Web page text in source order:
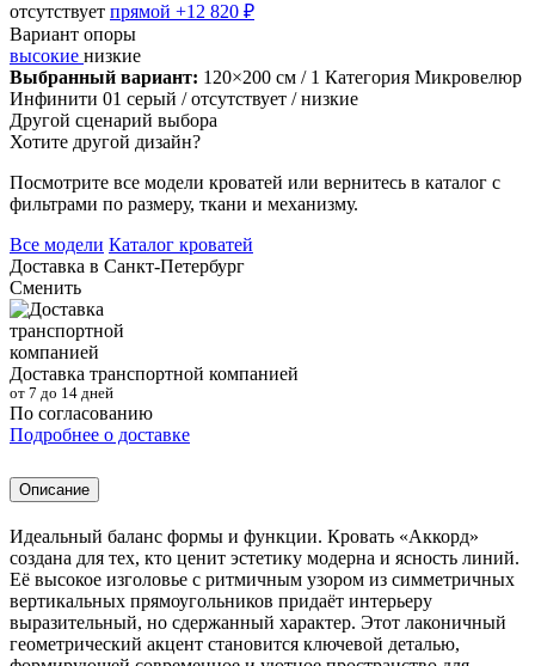
отсутствует прямой +12 820 ₽
Вариант опоры
высокие низкие
Выбранный вариант: 120×200 см / 1 Категория Микровелюр
Инфинити 01 серый / отсутствует / низкие
Другой сценарий выбора
Хотите другой дизайн?
Посмотрите все модели кроватей или вернитесь в каталог с
фильтрами по размеру, ткани и механизму.
Все модели Каталог кроватей
Доставка в Санкт-Петербург
Сменить
Доставка транспортной компанией
от 7 до 14 дней
По согласованию
Подробнее о доставке
Описание
Идеальный баланс формы и функции. Кровать «Аккорд»
создана для тех, кто ценит эстетику модерна и ясность линий.
Её высокое изголовье с ритмичным узором из симметричных
вертикальных прямоугольников придаёт интерьеру
выразительный, но сдержанный характер. Этот лаконичный
геометрический акцент становится ключевой деталью,